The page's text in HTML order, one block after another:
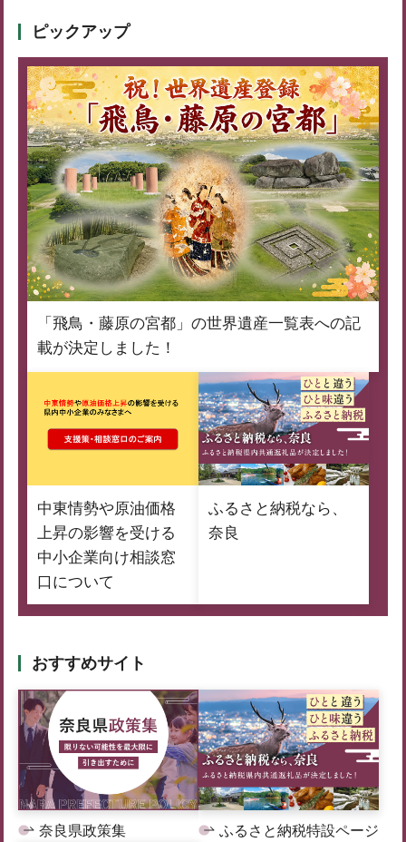
ピックアップ
「飛鳥・藤原の宮都」の世界遺産一覧表への記
載が決定しました！
中東情勢や原油価格
上昇の影響を受ける
中小企業向け相談窓
口について
ふるさと納税なら、
奈良
おすすめサイト
奈良県政策集 ふるさと納税特設ページ